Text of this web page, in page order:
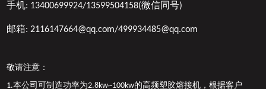
手机: 13400699924/13599504158(微信同号)
邮箱:2116147664@qq.com/499934485@qq.com
敬请注意：
1.本公司可制造功率为2.8kw~100kw的高频塑胶熔接机，根据客户